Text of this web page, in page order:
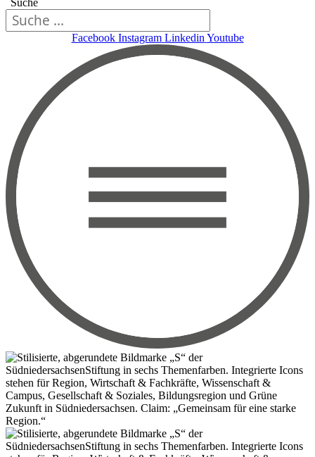
Suche
Facebook Instagram Linkedin Youtube